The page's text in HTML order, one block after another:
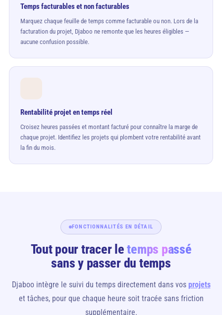
Temps facturables et non facturables
Marquez chaque feuille de temps comme facturable ou non. Lors de la
facturation du projet, Djaboo ne remonte que les heures éligibles —
aucune confusion possible.
Rentabilité projet en temps réel
Croisez heures passées et montant facturé pour connaître la marge de
chaque projet. Identifiez les projets qui plombent votre rentabilité avant
la fin du mois.
FONCTIONNALITÉS EN DÉTAIL
Tout pour tracer letemps passé
sans y passer du temps
Djaboo intègre le suivi du temps directement dans vos projets
et tâches, pour que chaque heure soit tracée sans friction
supplémentaire.